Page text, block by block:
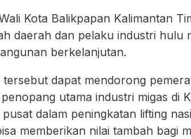
Kota Balikpapan Kalimantan
daerah dan pelaku industri hulu
berkelanjutan.
dapat mendorong
utama industri migas di
dalam peningkatan lifting
memberikan nilai tambah bagi